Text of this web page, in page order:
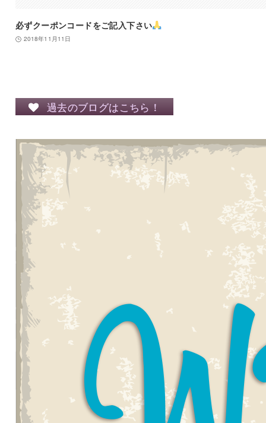
必ずクーポンコードをご記入下さい
2018年11月11日
過去のブログはこちら！